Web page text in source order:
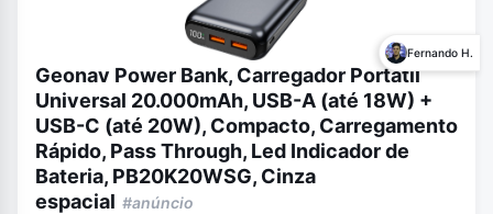
Fernando H.
Geonav Power Bank, Carregador Portátil
Universal 20.000mAh, USB-A (até 18W) +
USB-C (até 20W), Compacto, Carregamento
Rápido, Pass Through, Led Indicador de
Bateria, PB20K20WSG, Cinza
espacial #anúncio